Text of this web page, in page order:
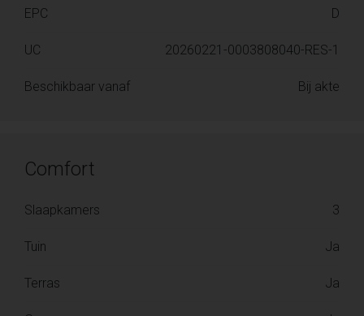
EPC D
UC 20260221-0003808040-RES-1
Beschikbaar vanaf Bij akte
Comfort
Slaapkamers 3
Tuin Ja
Terras Ja